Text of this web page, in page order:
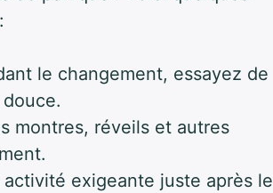
le changement, essayez de
montres, réveils et autres
exigeante juste après le